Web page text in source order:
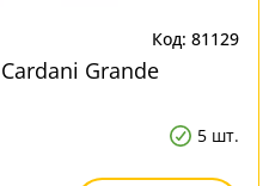
Код: 81129
Grande
5 шт.